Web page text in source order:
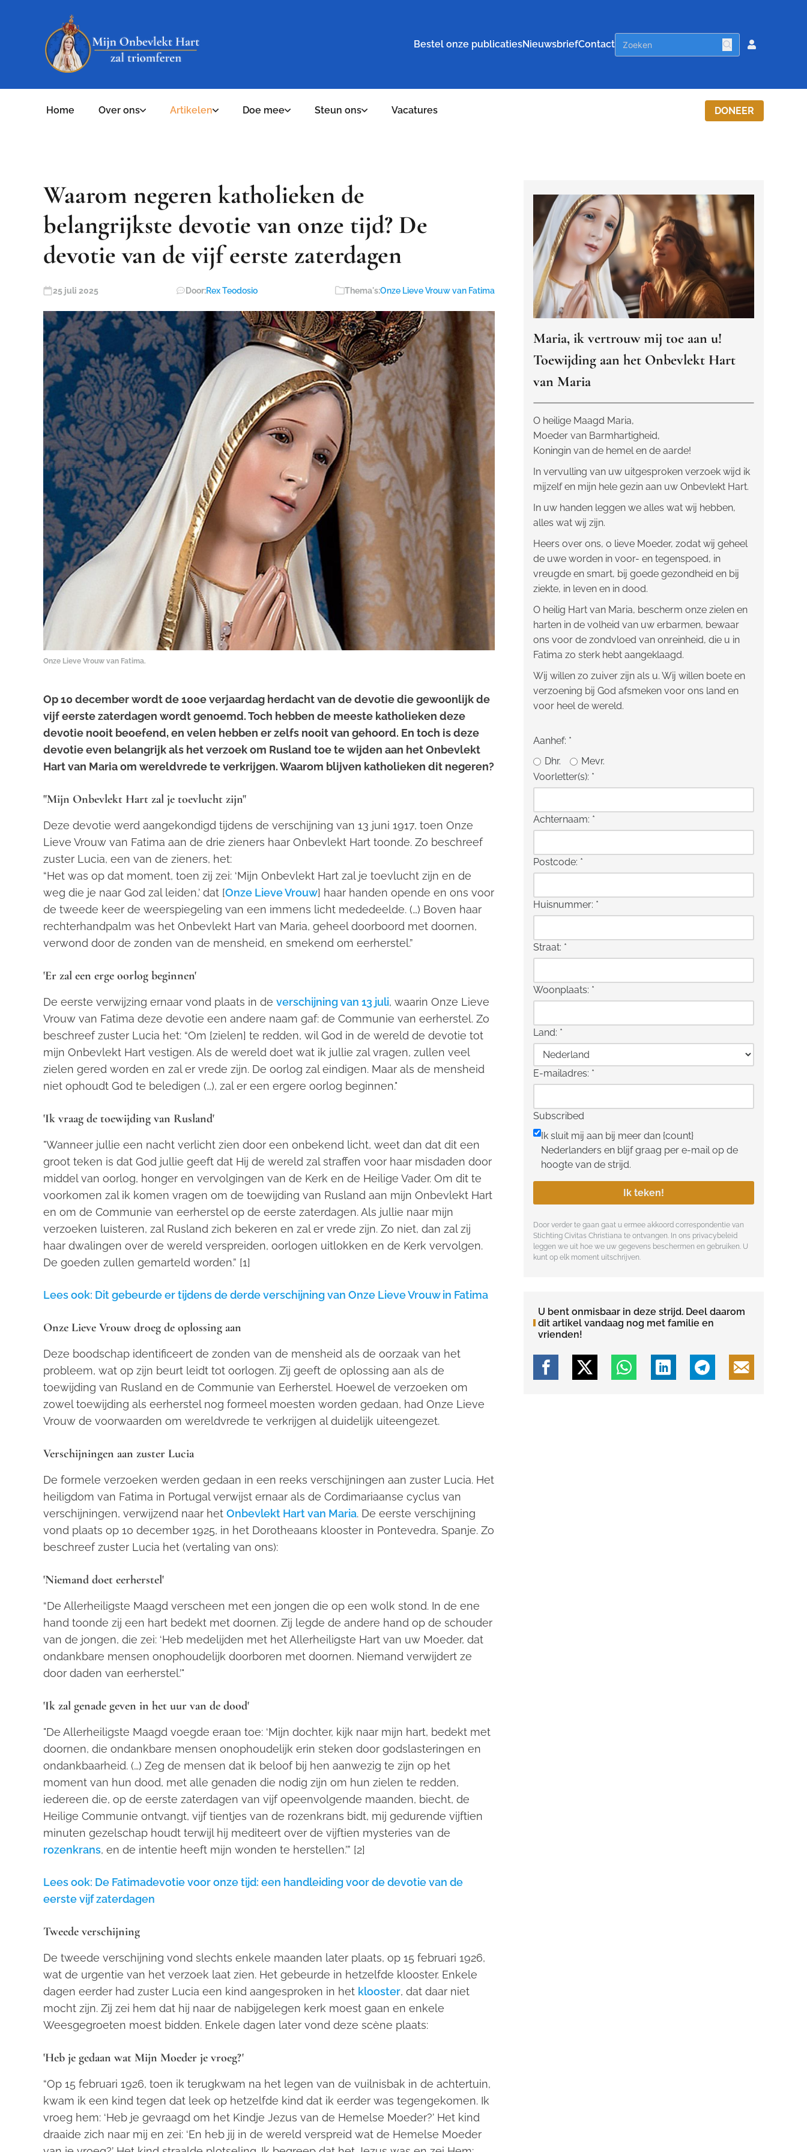
Bestel onze publicatiesNieuwsbriefContact
Home Over ons Artikelen Doe mee Steun ons Vacatures DONEER
Waarom negeren katholieken de
belangrijkste devotie van onze tijd? De
devotie van de vijf eerste zaterdagen
25 juli 2025 Door:Rex Teodosio Thema's:Onze Lieve Vrouw van Fatima
Onze Lieve Vrouw van Fatima.
Op 10 december wordt de 100e verjaardag herdacht van de devotie die gewoonlijk de
vijf eerste zaterdagen wordt genoemd. Toch hebben de meeste katholieken deze
devotie nooit beoefend, en velen hebben er zelfs nooit van gehoord. En toch is deze
devotie even belangrijk als het verzoek om Rusland toe te wijden aan het Onbevlekt
Hart van Maria om wereldvrede te verkrijgen. Waarom blijven katholieken dit negeren?
"Mijn Onbevlekt Hart zal je toevlucht zijn"
Deze devotie werd aangekondigd tijdens de verschijning van 13 juni 1917, toen Onze
Lieve Vrouw van Fatima aan de drie zieners haar Onbevlekt Hart toonde. Zo beschreef
zuster Lucia, een van de zieners, het:
“Het was op dat moment, toen zij zei: ‘Mijn Onbevlekt Hart zal je toevlucht zijn en de
weg die je naar God zal leiden,’ dat [Onze Lieve Vrouw] haar handen opende en ons voor
de tweede keer de weerspiegeling van een immens licht mededeelde. (…) Boven haar
rechterhandpalm was het Onbevlekt Hart van Maria, geheel doorboord met doornen,
verwond door de zonden van de mensheid, en smekend om eerherstel.”
'Er zal een erge oorlog beginnen'
De eerste verwijzing ernaar vond plaats in de verschijning van 13 juli, waarin Onze Lieve
Vrouw van Fatima deze devotie een andere naam gaf: de Communie van eerherstel. Zo
beschreef zuster Lucia het: “Om [zielen] te redden, wil God in de wereld de devotie tot
mijn Onbevlekt Hart vestigen. Als de wereld doet wat ik jullie zal vragen, zullen veel
zielen gered worden en zal er vrede zijn. De oorlog zal eindigen. Maar als de mensheid
niet ophoudt God te beledigen (…), zal er een ergere oorlog beginnen."
'Ik vraag de toewijding van Rusland'
"Wanneer jullie een nacht verlicht zien door een onbekend licht, weet dan dat dit een
groot teken is dat God jullie geeft dat Hij de wereld zal straffen voor haar misdaden door
middel van oorlog, honger en vervolgingen van de Kerk en de Heilige Vader. Om dit te
voorkomen zal ik komen vragen om de toewijding van Rusland aan mijn Onbevlekt Hart
en om de Communie van eerherstel op de eerste zaterdagen. Als jullie naar mijn
verzoeken luisteren, zal Rusland zich bekeren en zal er vrede zijn. Zo niet, dan zal zij
haar dwalingen over de wereld verspreiden, oorlogen uitlokken en de Kerk vervolgen.
De goeden zullen gemarteld worden.” [1]
Lees ook: Dit gebeurde er tijdens de derde verschijning van Onze Lieve Vrouw in Fatima
Onze Lieve Vrouw droeg de oplossing aan
Deze boodschap identificeert de zonden van de mensheid als de oorzaak van het
probleem, wat op zijn beurt leidt tot oorlogen. Zij geeft de oplossing aan als de
toewijding van Rusland en de Communie van Eerherstel. Hoewel de verzoeken om
zowel toewijding als eerherstel nog formeel moesten worden gedaan, had Onze Lieve
Vrouw de voorwaarden om wereldvrede te verkrijgen al duidelijk uiteengezet.
Verschijningen aan zuster Lucia
De formele verzoeken werden gedaan in een reeks verschijningen aan zuster Lucia. Het
heiligdom van Fatima in Portugal verwijst ernaar als de Cordimariaanse cyclus van
verschijningen, verwijzend naar het Onbevlekt Hart van Maria. De eerste verschijning
vond plaats op 10 december 1925, in het Dorotheaans klooster in Pontevedra, Spanje. Zo
beschreef zuster Lucia het (vertaling van ons):
'Niemand doet eerherstel'
“De Allerheiligste Maagd verscheen met een jongen die op een wolk stond. In de ene
hand toonde zij een hart bedekt met doornen. Zij legde de andere hand op de schouder
van de jongen, die zei: ‘Heb medelijden met het Allerheiligste Hart van uw Moeder, dat
ondankbare mensen onophoudelijk doorboren met doornen. Niemand verwijdert ze
door daden van eerherstel.’"
'Ik zal genade geven in het uur van de dood'
"De Allerheiligste Maagd voegde eraan toe: ‘Mijn dochter, kijk naar mijn hart, bedekt met
doornen, die ondankbare mensen onophoudelijk erin steken door godslasteringen en
ondankbaarheid. (…) Zeg de mensen dat ik beloof bij hen aanwezig te zijn op het
moment van hun dood, met alle genaden die nodig zijn om hun zielen te redden,
iedereen die, op de eerste zaterdagen van vijf opeenvolgende maanden, biecht, de
Heilige Communie ontvangt, vijf tientjes van de rozenkrans bidt, mij gedurende vijftien
minuten gezelschap houdt terwijl hij mediteert over de vijftien mysteries van de
rozenkrans, en de intentie heeft mijn wonden te herstellen.’” [2]
Lees ook: De Fatimadevotie voor onze tijd: een handleiding voor de devotie van de
eerste vijf zaterdagen
Tweede verschijning
De tweede verschijning vond slechts enkele maanden later plaats, op 15 februari 1926,
wat de urgentie van het verzoek laat zien. Het gebeurde in hetzelfde klooster. Enkele
dagen eerder had zuster Lucia een kind aangesproken in het klooster, dat daar niet
mocht zijn. Zij zei hem dat hij naar de nabijgelegen kerk moest gaan en enkele
Weesgegroeten moest bidden. Enkele dagen later vond deze scène plaats:
'Heb je gedaan wat Mijn Moeder je vroeg?'
“Op 15 februari 1926, toen ik terugkwam na het legen van de vuilnisbak in de achtertuin,
kwam ik een kind tegen dat leek op hetzelfde kind dat ik eerder was tegengekomen. Ik
vroeg hem: ‘Heb je gevraagd om het Kindje Jezus van de Hemelse Moeder?’ Het kind
draaide zich naar mij en zei: ‘En heb jij in de wereld verspreid wat de Hemelse Moeder
Maria, ik vertrouw mij toe aan u!
Toewijding aan het Onbevlekt Hart
van Maria
O heilige Maagd Maria,
Moeder van Barmhartigheid,
Koningin van de hemel en de aarde!
In vervulling van uw uitgesproken verzoek wijd ik
mijzelf en mijn hele gezin aan uw Onbevlekt Hart.
In uw handen leggen we alles wat wij hebben,
alles wat wij zijn.
Heers over ons, o lieve Moeder, zodat wij geheel
de uwe worden in voor- en tegenspoed, in
vreugde en smart, bij goede gezondheid en bij
ziekte, in leven en in dood.
O heilig Hart van Maria, bescherm onze zielen en
harten in de volheid van uw erbarmen, bewaar
ons voor de zondvloed van onreinheid, die u in
Fatima zo sterk hebt aangeklaagd.
Wij willen zo zuiver zijn als u. Wij willen boete en
verzoening bij God afsmeken voor ons land en
voor heel de wereld.
Aanhef: *
Dhr.
Mevr.
Voorletter(s): *
Achternaam: *
Postcode: *
Huisnummer: *
Straat: *
Woonplaats: *
Land: *
E-mailadres: *
Subscribed
Ik sluit mij aan bij meer dan {count}
Nederlanders en blijf graag per e-mail op de
hoogte van de strijd.
Ik teken!
Door verder te gaan gaat u ermee akkoord correspondentie van
Stichting Civitas Christiana te ontvangen. In ons privacybeleid
leggen we uit hoe we uw gegevens beschermen en gebruiken. U
kunt op elk moment uitschrijven.
U bent onmisbaar in deze strijd. Deel daarom
dit artikel vandaag nog met familie en
vrienden!